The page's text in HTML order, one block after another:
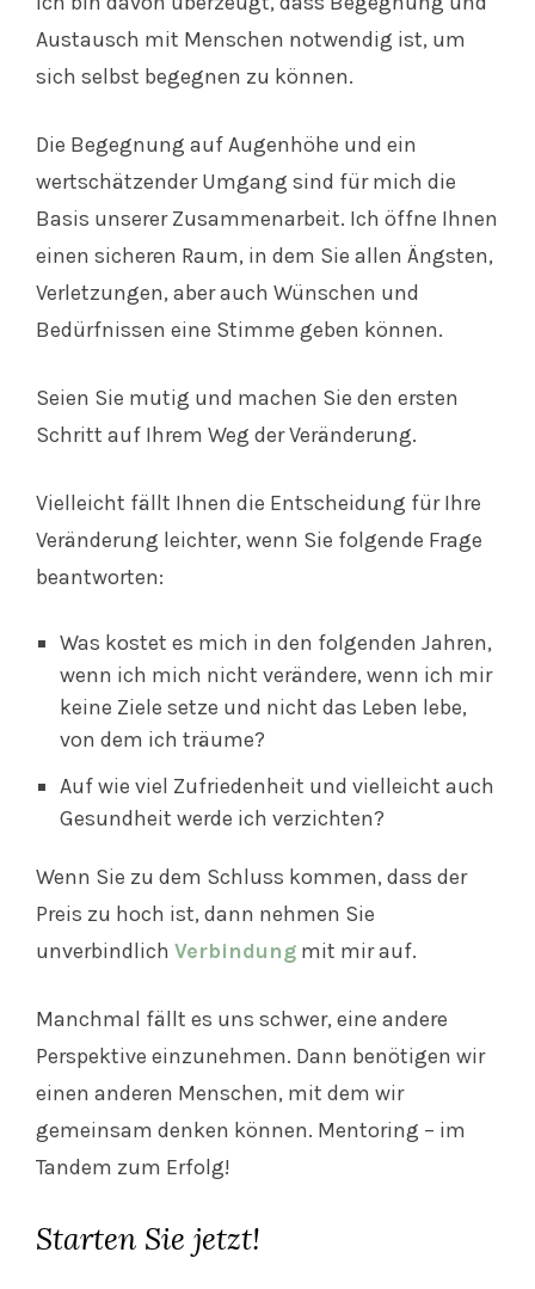
Austausch mit Menschen notwendig ist, um
sich selbst begegnen zu können.
Die Begegnung auf Augenhöhe und ein
wertschätzender Umgang sind für mich die
Basis unserer Zusammenarbeit. Ich öffne Ihnen
einen sicheren Raum, in dem Sie allen Ängsten,
Verletzungen, aber auch Wünschen und
Bedürfnissen eine Stimme geben können.
Seien Sie mutig und machen Sie den ersten
Schritt auf Ihrem Weg der Veränderung.
Vielleicht fällt Ihnen die Entscheidung für Ihre
Veränderung leichter, wenn Sie folgende Frage
beantworten:
Was kostet es mich in den folgenden Jahren,
wenn ich mich nicht verändere, wenn ich mir
keine Ziele setze und nicht das Leben lebe,
von dem ich träume?
Auf wie viel Zufriedenheit und vielleicht auch
Gesundheit werde ich verzichten?
Wenn Sie zu dem Schluss kommen, dass der
Preis zu hoch ist, dann nehmen Sie
unverbindlich Verbindung mit mir auf.
Manchmal fällt es uns schwer, eine andere
Perspektive einzunehmen. Dann benötigen wir
einen anderen Menschen, mit dem wir
gemeinsam denken können. Mentoring – im
Tandem zum Erfolg!
Starten Sie jetzt!